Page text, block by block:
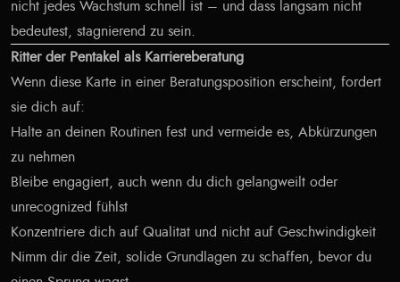
nicht jedes Wachstum schnell ist – und dass langsam nicht
bedeutest, stagnierend zu sein.
Ritter der Pentakel als Karriereberatung
Wenn diese Karte in einer Beratungsposition erscheint, fordert
sie dich auf:
Halte an deinen Routinen fest und vermeide es, Abkürzungen
zu nehmen
Bleibe engagiert, auch wenn du dich gelangweilt oder
unrecognized fühlst
Konzentriere dich auf Qualität und nicht auf Geschwindigkeit
Nimm dir die Zeit, solide Grundlagen zu schaffen, bevor du